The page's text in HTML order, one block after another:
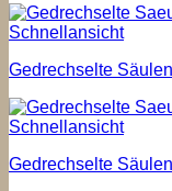
Schnellansicht
Gedrechselte
Schnellansicht
Gedrechselte